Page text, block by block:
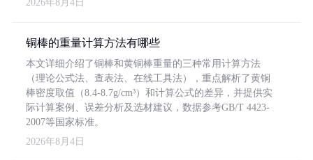
2026年8月4日
铜棒的重量计算方法有哪些
本文详细介绍了铜棒和黄铜棒重量的三种常用计算方法
（理论公式法、查表法、在线工具法），重点解析了黄铜
棒密度取值（8.4-8.7g/cm³）和计算公式的差异，并提供实
际计算案例、误差分析及选材建议，数据参考GB/T 4423-
2007等国家标准。
2026年8月4日